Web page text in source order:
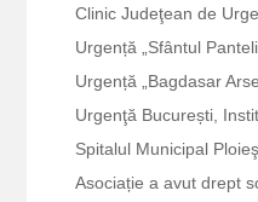
Clinic Judeţean de
Urgență „Sfântul
Urgență „Bagdasar
Urgenţă București,
Spitalul Municipal
Asociație a avut drept